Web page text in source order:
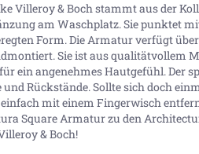
Villeroy & Boch stammt aus der
am Waschplatz. Sie punktet
Form. Die Armatur verfügt
Sie ist aus qualitätvollem
ein angenehmes Hautgefühl. Der
Rückstände. Sollte sich doch
mit einem Fingerwisch
Square Armatur zu den
& Boch!